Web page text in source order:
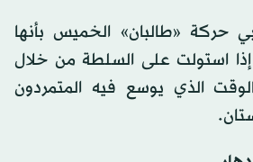
حركة «طالبان» الخميس بأنها
إذا استولت على السلطة من خلال
الذي يوسع فيه المتمردون